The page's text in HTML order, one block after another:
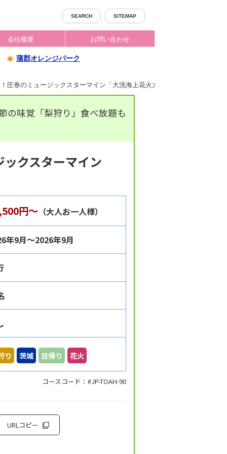
SEARCH SITEMAP
会社概要 お問い合わせ
蒲郡オレンジパーク
圧巻のミュージックスターマイン「大洗海上花火大会」日帰りツアー｜
の味覚「梨狩り」食べ放題も
クスターマイン
円～（大人お一人様）
年9月～2026年9月
り 茨城 日帰り 花火
コースコード：#JP-TOAH-90
URLコピー